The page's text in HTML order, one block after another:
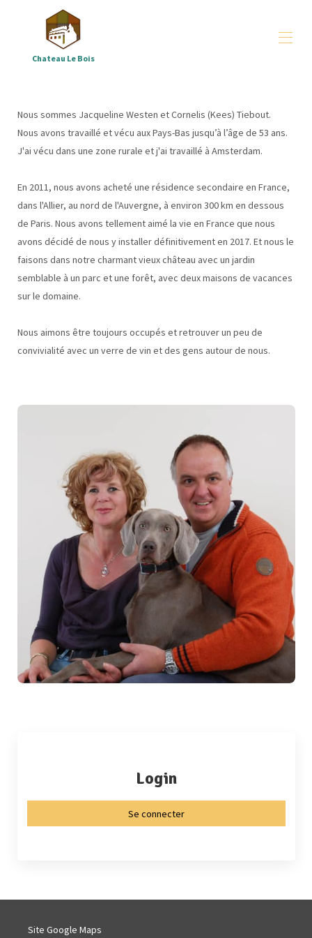
Chateau Le Bois
dispositions ▾
groupes ▾
Toutes les propriétés ▾
Téléchargements ▾
Correze
Nous sommes Jacqueline Westen et Cornelis (Kees) Tiebout.
Nous avons travaillé et vécu aux Pays-Bas jusqu’à l’âge de 53 ans.
J'ai vécu dans une zone rurale et j'ai travaillé à Amsterdam.
En 2011, nous avons acheté une résidence secondaire en France,
dans l'Allier, au nord de l'Auvergne, à environ 300 km en dessous
de Paris. Nous avons tellement aimé la vie en France que nous
avons décidé de nous y installer définitivement en 2017. Et nous le
faisons dans notre charmant vieux château avec un jardin
semblable à un parc et une forêt, avec deux maisons de vacances
sur le domaine.
Nous aimons être toujours occupés et retrouver un peu de
convivialité avec un verre de vin et des gens autour de nous.
Login
Se connecter
Site Google Maps